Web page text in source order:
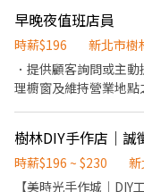
段：早班11:00-17:00 • 加分條件 外向，能親切大方的服務客人 反
應快且精準 團隊合作與同事能互相幫
享績效獎金 定期聚餐
+可愛同事 隨時長出食物的零食箱 • 排班方
士林區士東路200巷78號 . 長期員工福利 服務滿三個月享三
歡迎工讀、二度就業、
早晚夜值班店員
時薪$196
新北市樹
．提供顧客詢問或主
理櫥窗及維持營業地
束營業前，統計銷售
任何問題，請面試時詳
樹林DIY手作店｜
時薪$196 ~ $230
【美時光手作城｜DIY工讀生招募】 我們是